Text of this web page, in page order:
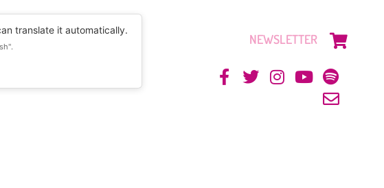
translate it automatically.
NEWSLETTER